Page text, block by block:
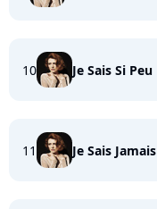
10 Je Sais Si Peu
11 Je Sais Jamais